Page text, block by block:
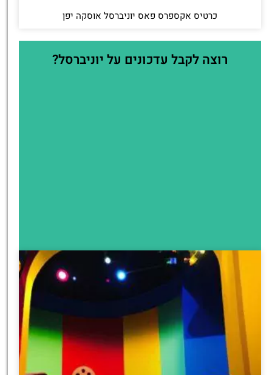
כרטיס אקספרס פאס יוניברסל אוסקה יפן
רוצה לקבל עדכונים על יוניברסל?